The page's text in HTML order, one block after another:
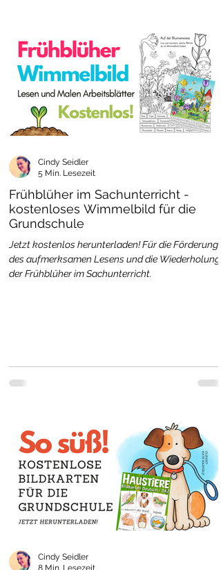
Frühblüher im Sachunterricht -
kostenloses Wimmelbild für die
Grundschule
Jetzt kostenlos herunterladen! Für die Förderung
des aufmerksamen Lesens und die Wiederholung
der Frühblüher im Sachunterricht.
Cindy Seidler
5 Min. Lesezeit
Cindy Seidler
8 Min. Lesezeit